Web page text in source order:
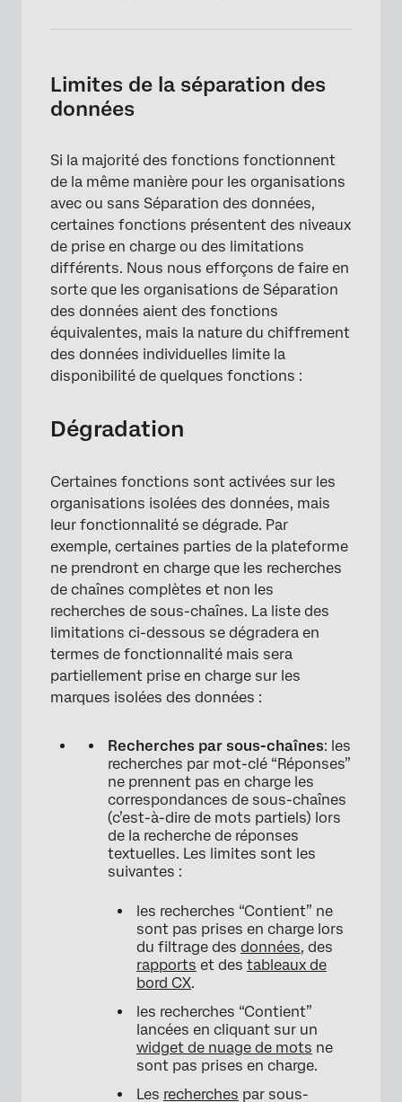
Limites de la séparation des
données
Si la majorité des fonctions fonctionnent
de la même manière pour les organisations
avec ou sans Séparation des données,
certaines fonctions présentent des niveaux
de prise en charge ou des limitations
différents. Nous nous efforçons de faire en
sorte que les organisations de Séparation
des données aient des fonctions
équivalentes, mais la nature du chiffrement
des données individuelles limite la
disponibilité de quelques fonctions :
Dégradation
Certaines fonctions sont activées sur les
organisations isolées des données, mais
leur fonctionnalité se dégrade. Par
exemple, certaines parties de la plateforme
ne prendront en charge que les recherches
de chaînes complètes et non les
recherches de sous-chaînes. La liste des
limitations ci-dessous se dégradera en
termes de fonctionnalité mais sera
partiellement prise en charge sur les
marques isolées des données :
Recherches par sous-chaînes: les
recherches par mot-clé “Réponses”
ne prennent pas en charge les
correspondances de sous-chaînes
(c’est-à-dire de mots partiels) lors
de la recherche de réponses
textuelles. Les limites sont les
suivantes :
les recherches “Contient” ne
sont pas prises en charge lors
du filtrage des données, des
rapports et des tableaux de
bord CX.
les recherches “Contient”
lancées en cliquant sur un
widget de nuage de mots ne
sont pas prises en charge.
Les recherches par sous-